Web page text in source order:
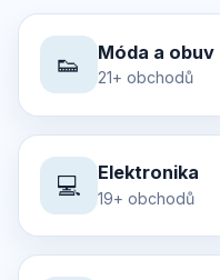
👟 Móda a obuv
21+ obchodů
💻 Elektronika
19+ obchodů